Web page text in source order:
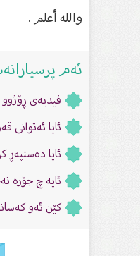
والله أعلم .
ئەم
فیدیەى
ئایا
ئایا
ئایە چ جۆرە
کێن ئەو